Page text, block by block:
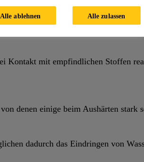
Kontakt mit empfindlichen Stoffen
denen einige beim Aushärten stark
dadurch das Eindringen von
Alle ablehnen Alle zulassen